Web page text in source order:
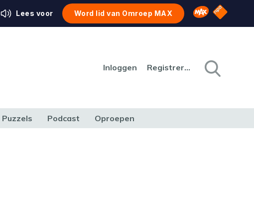
Lees voor Word lid van Omroep MAX Omroep MAX
NPO
Inloggen Registreren
Puzzels Podcast Oproepen